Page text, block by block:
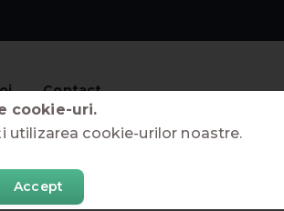
Contact
cookie-uri.
utilizarea cookie-urilor noastre.
Accept